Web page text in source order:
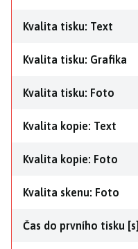
Kvalita tisku: Text
Kvalita tisku: Grafika
Kvalita tisku: Foto
Kvalita kopie: Text
Kvalita kopie: Foto
Kvalita skenu: Foto
Čas do prvního tisku [s]